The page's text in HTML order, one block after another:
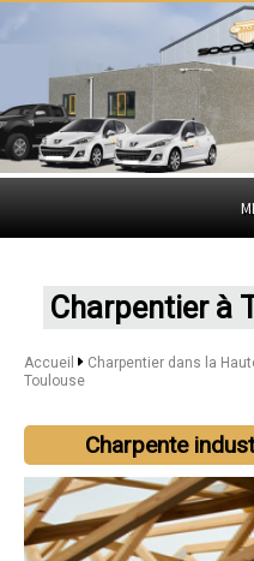
Charpentier à
Accueil Charpentier dans la
Toulouse
Charpente